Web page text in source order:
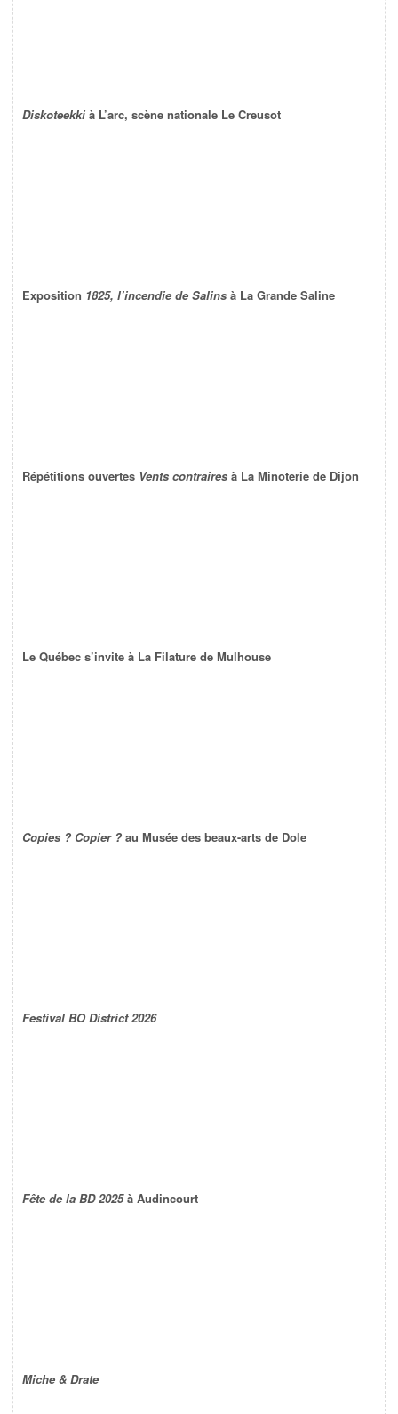
Diskoteekki à L’arc, scène nationale Le Creusot
Exposition 1825, l’incendie de Salins à La Grande Saline
Répétitions ouvertes Vents contraires à La Minoterie de Dijon
Le Québec s’invite à La Filature de Mulhouse
Copies ? Copier ? au Musée des beaux-arts de Dole
Festival BO District 2026
Fête de la BD 2025à Audincourt
Miche & Drate